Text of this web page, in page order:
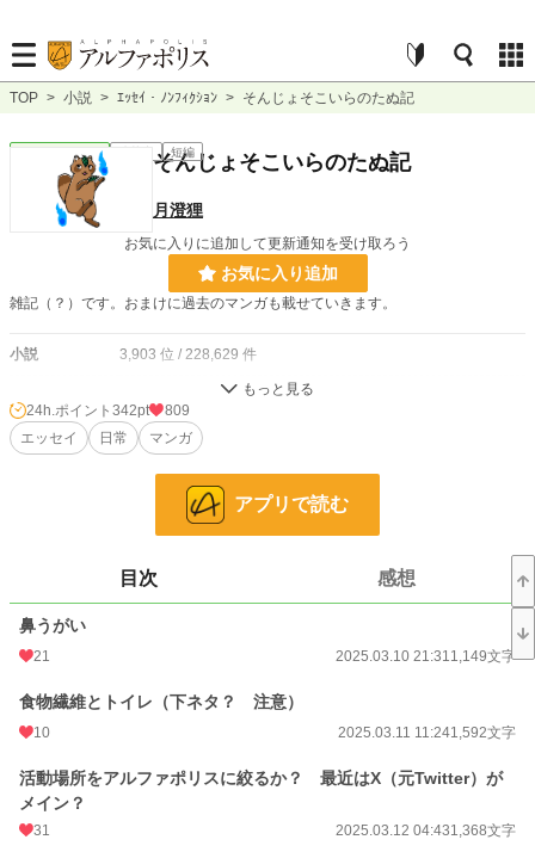
TOP > 小説 > ｴｯｾｲ・ﾉﾝﾌｨｸｼｮﾝ > そんじょそこいらのたぬ記
ｴｯｾｲ・ﾉﾝﾌｨｸｼｮﾝ 短編
そんじょそこいらのたぬ記
月澄狸
お気に入りに追加して更新通知を受け取ろう
お気に入り追加
雑記（？）です。おまけに過去のマンガも載せていきます。
小説 3,903 位 / 228,629 件
お気に入り 7
342 pt
初回公開日時 2025.03.10 21:31
週間ポイント
年間ポイント
累計ポイント 53,008 pt (43,248 位)
24h.ポイント 342pt
809
エッセイ
日常 マンガ
アプリで読む
目次 感想
鼻うがい
21 2025.03.10 21:311,149文字
食物繊維とトイレ（下ネタ？ 注意）
10 2025.03.11 11:241,592文字
活動場所をアルファポリスに絞るか？ 最近はX（元Twitter）が
メイン？
31 2025.03.12 04:431,368文字